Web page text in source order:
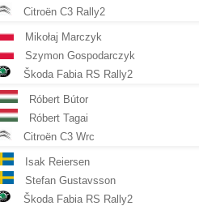
Citroën C3 Rally2
Mikołaj Marczyk
Szymon Gospodarczyk
Škoda Fabia RS Rally2
Róbert Bútor
Róbert Tagai
Citroën C3 Wrc
Isak Reiersen
Stefan Gustavsson
Škoda Fabia RS Rally2